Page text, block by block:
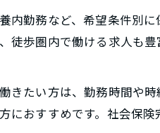
内勤務など、希望条件別
徒歩圏内で働ける求人も
きたい方は、勤務時間や
におすすめです。社会保